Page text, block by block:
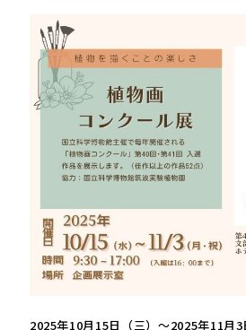
2025年10月15日（三）～2025年11月3